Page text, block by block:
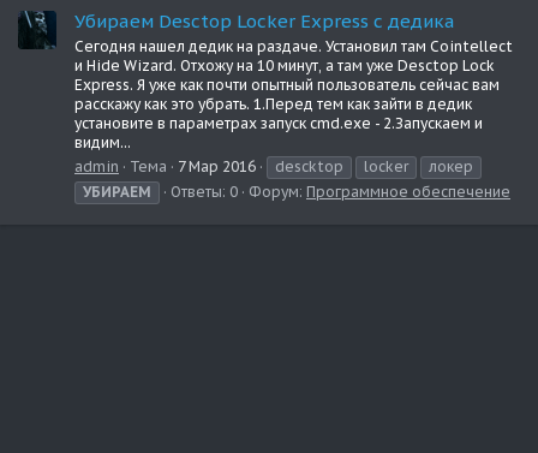
Убираем Desctop Locker Express с дедика
Сегодня нашел дедик на раздаче. Установил там Cointellect
и Hide Wizard. Отхожу на 10 минут, а там уже Desctop Lock
Express. Я уже как почти опытный пользователь сейчас вам
расскажу как это убрать. 1.Перед тем как зайти в дедик
установите в параметрах запуск cmd.exe - 2.Запускаем и
видим...
admin
Тема 7 Мар 2016 descktop locker
локер
УБИРАЕМ
Ответы: 0 Форум: Программное обеспечение